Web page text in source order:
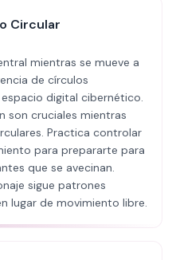
Circular
mientras se mueve a
de círculos
digital cibernético.
son cruciales mientras
Practica controlar
para prepararte para
que se avecinan.
sigue patrones
lugar de movimiento libre.